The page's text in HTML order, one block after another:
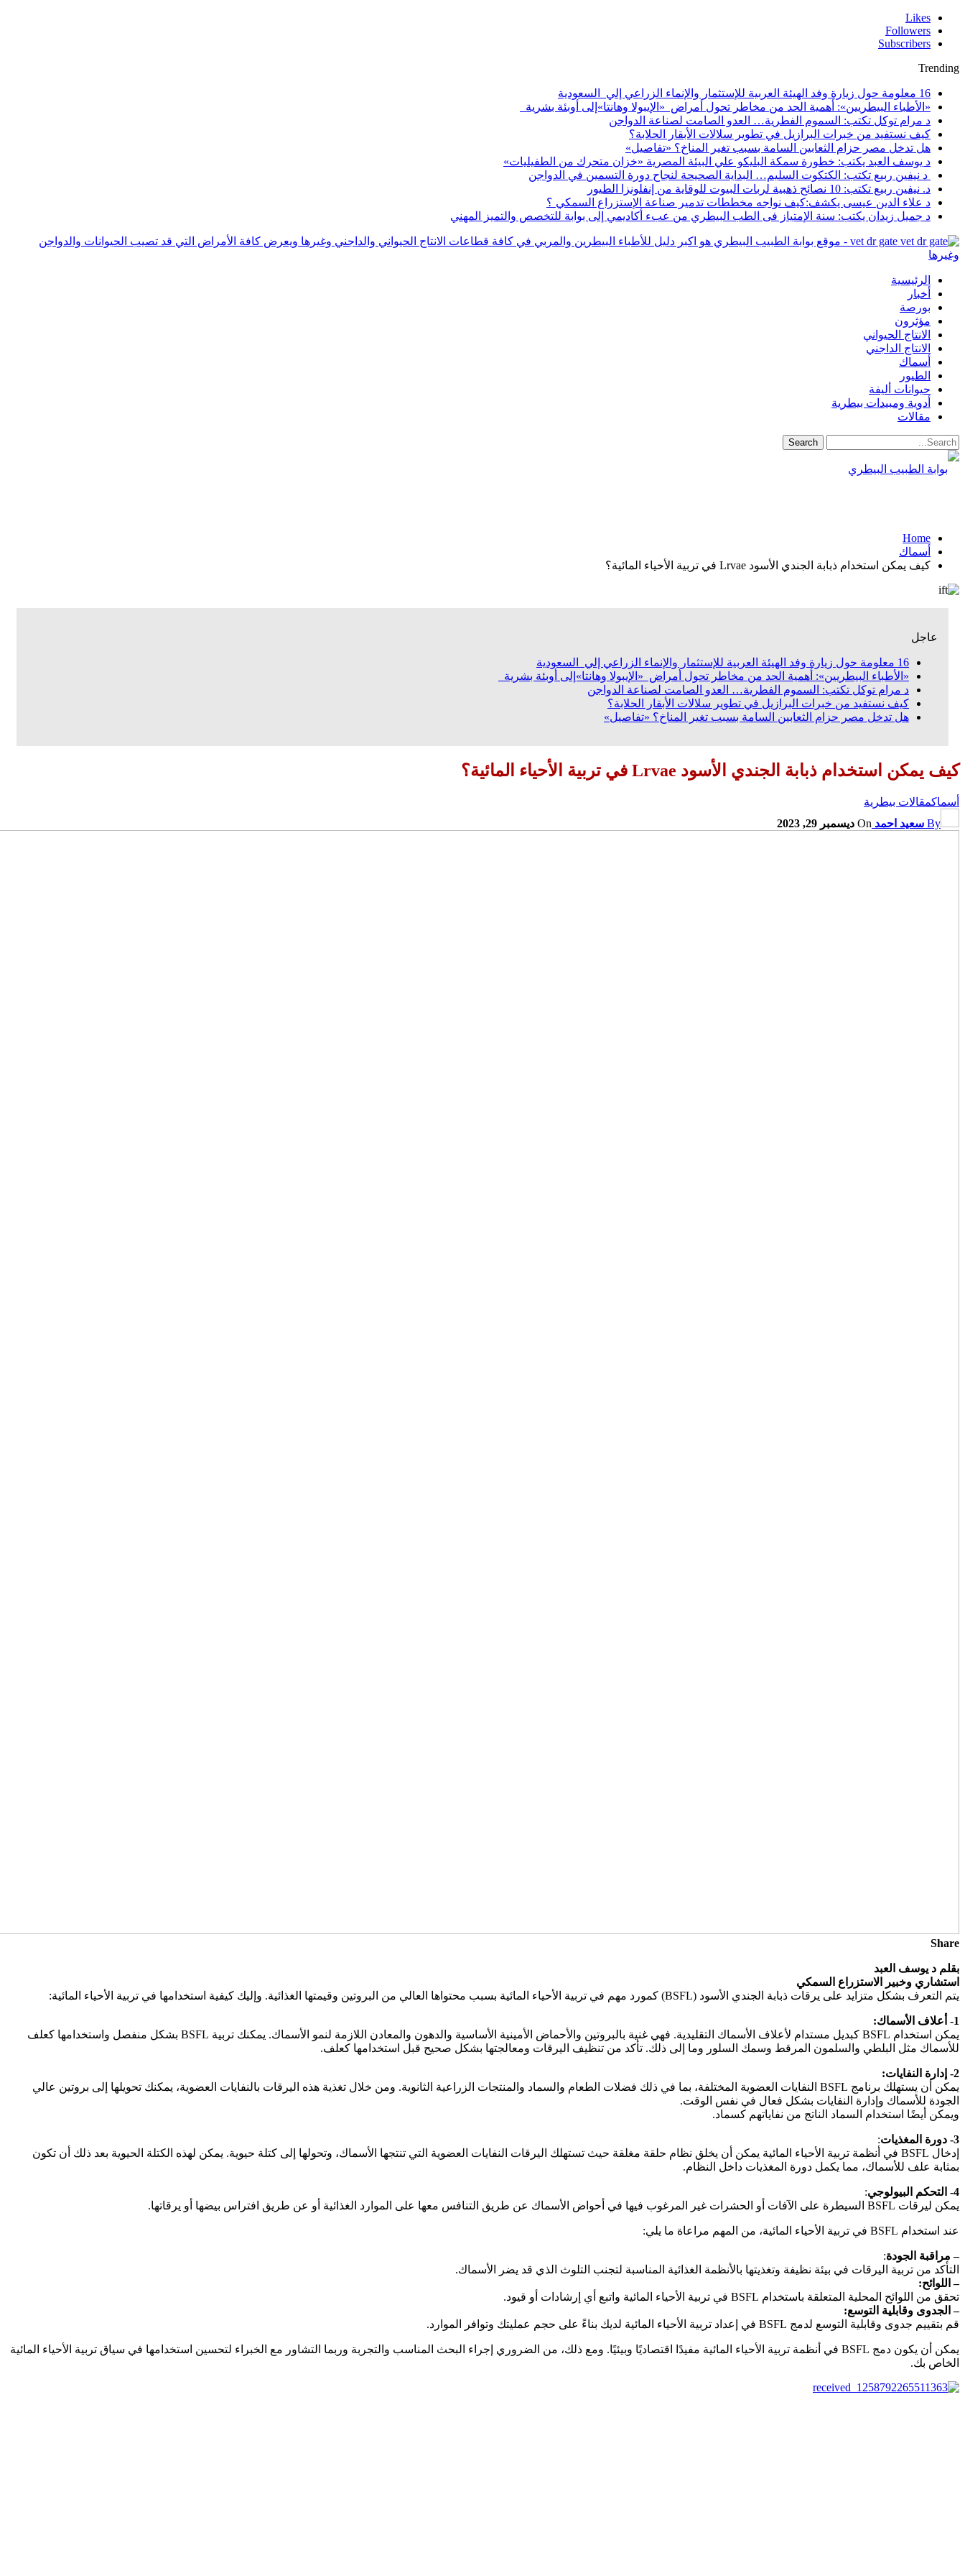
Likes
Followers
Subscribers
Trending
16 معلومة حول زيارة وفد الهيئة العربية للإستثمار والإنماء الزراعي إلي السعودية
«الأطباء البيطريين»: أهمية الحد من مخاطر تحول أمراض «الإيبولا وهانتا»إلى أوبئة بشرية
د مرام توكل تكتب: السموم الفطرية… العدو الصامت لصناعة الدواجن
كيف نستفيد من خبرات البرازيل في تطوير سلالات الأبقار الحلابة؟
هل تدخل مصر حزام الثعابين السامة بسبب تغير المناخ؟ «تفاصيل»
د يوسف العبد يكتب: خطورة سمكة البليكو علي البيئة المصرية «خزان متحرك من الطفيليات»
د نيفين ربيع تكتب: الكتكوت السليم… البداية الصحيحة لنجاح دورة التسمين في الدواجن
د. نيفين ربيع تكتب: 10 نصائح ذهبية لربات البيوت للوقاية من إنفلونزا الطيور
د علاء الدين عيسى يكشف:كيف نواجه مخططات تدمير صناعة الإستزراع السمكي ؟
د جميل زيدان يكتب: سنة الإمتياز فى الطب البيطري من عبء أكاديمي إلى بوابة للتخصص والتميز المهني
vet dr gate - موقع بوابة الطبيب البيطري هو اكبر دليل للأطباء البيطرين والمربي في كافة قطاعات الانتاج الحيواني والداجني وغيرها ويعرض كافة الأمراض التي قد تصيب الحيوانات والدواجن
وغيرها
الرئيسية
أخبار
بورصة
مؤثرون
الانتاج الحيواني
الانتاج الداجني
أسماك
الطيور
حيوانات أليفة
أدوية ومبيدات بيطرية
مقالات
Home
أسماك
كيف يمكن استخدام ذبابة الجندي الأسود Lrvae في تربية الأحياء المائية؟
عاجل
16 معلومة حول زيارة وفد الهيئة العربية للإستثمار والإنماء الزراعي إلي السعودية
«الأطباء البيطريين»: أهمية الحد من مخاطر تحول أمراض «الإيبولا وهانتا»إلى أوبئة بشرية
د مرام توكل تكتب: السموم الفطرية… العدو الصامت لصناعة الدواجن
كيف نستفيد من خبرات البرازيل في تطوير سلالات الأبقار الحلابة؟
هل تدخل مصر حزام الثعابين السامة بسبب تغير المناخ؟ «تفاصيل»
كيف يمكن استخدام ذبابة الجندي الأسود Lrvae في تربية الأحياء المائية؟
أسماكمقالات بيطرية
By سعيد احمد On ديسمبر 29, 2023
Share
بقلم د يوسف العبد
استشاري وخبير الاستزراع السمكي
يتم التعرف بشكل متزايد على يرقات ذبابة الجندي الأسود (BSFL) كمورد مهم في تربية الأحياء المائية بسبب محتواها العالي من البروتين وقيمتها الغذائية. وإليك كيفية استخدامها في تربية الأحياء المائية:
1- أعلاف الأسماك:
يمكن استخدام BSFL كبديل مستدام لأعلاف الأسماك التقليدية. فهي غنية بالبروتين والأحماض الأمينية الأساسية والدهون والمعادن اللازمة لنمو الأسماك. يمكنك تربية BSFL بشكل منفصل واستخدامها كعلف
للأسماك مثل البلطي والسلمون المرقط وسمك السلور وما إلى ذلك. تأكد من تنظيف اليرقات ومعالجتها بشكل صحيح قبل استخدامها كعلف.
2- إدارة النفايات:
يمكن أن يستهلك برنامج BSFL النفايات العضوية المختلفة، بما في ذلك فضلات الطعام والسماد والمنتجات الزراعية الثانوية. ومن خلال تغذية هذه اليرقات بالنفايات العضوية، يمكنك تحويلها إلى بروتين عالي
الجودة للأسماك وإدارة النفايات بشكل فعال في نفس الوقت.
ويمكن أيضًا استخدام السماد الناتج من نفاياتهم كسماد.
3- دورة المغذيات
:
إدخال BSFL في أنظمة تربية الأحياء المائية يمكن أن يخلق نظام حلقة مغلقة حيث تستهلك اليرقات النفايات العضوية التي تنتجها الأسماك، وتحولها إلى كتلة حيوية. يمكن لهذه الكتلة الحيوية بعد ذلك أن تكون
بمثابة علف للأسماك، مما يكمل دورة المغذيات داخل النظام.
4- التحكم البيولوجي
:
يمكن ليرقات BSFL السيطرة على الآفات أو الحشرات غير المرغوب فيها في أحواض الأسماك عن طريق التنافس معها على الموارد الغذائية أو عن طريق افتراس بيضها أو يرقاتها.
عند استخدام BSFL في تربية الأحياء المائية، من المهم مراعاة ما يلي:
– مراقبة الجودة:
التأكد من تربية اليرقات في بيئة نظيفة وتغذيتها بالأنظمة الغذائية المناسبة لتجنب التلوث الذي قد يضر الأسماك.
– اللوائح:
تحقق من اللوائح المحلية المتعلقة باستخدام BSFL في تربية الأحياء المائية واتبع أي إرشادات أو قيود.
– الجدوى وقابلية التوسع:
قم بتقييم جدوى وقابلية التوسع لدمج BSFL في إعداد تربية الأحياء المائية لديك بناءً على حجم عمليتك وتوافر الموارد.
يمكن أن يكون دمج BSFL في أنظمة تربية الأحياء المائية مفيدًا اقتصاديًا وبيئيًا. ومع ذلك، من الضروري إجراء البحث المناسب والتجربة وربما التشاور مع الخبراء لتحسين استخدامها في سياق تربية الأحياء المائية
الخاص بك.